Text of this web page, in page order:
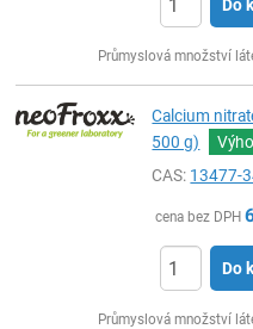
Do
Průmyslová množství
Calcium
500 g)
CAS: 13477-
cena bez DPH
Do
Průmyslová množství